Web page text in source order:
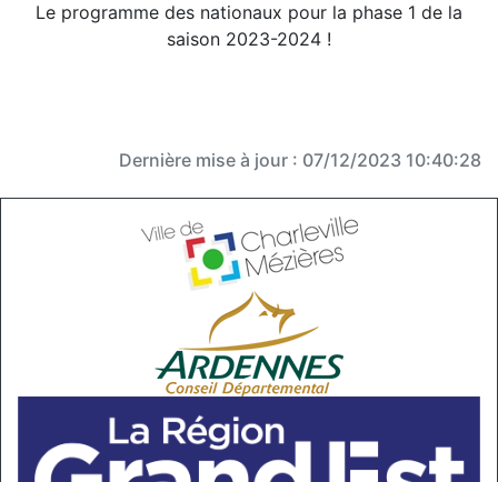
Le programme des nationaux pour la phase 1 de la
saison 2023-2024 !
Dernière mise à jour : 07/12/2023 10:40:28